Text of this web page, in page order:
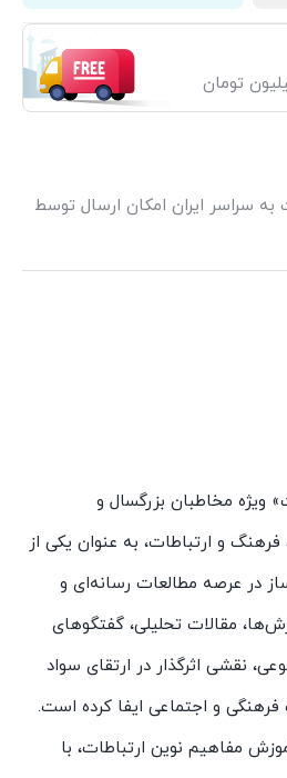
سراسر ایران امکان ارسال توسط
ویژه مخاطبان بزرگسال و
فرهنگ و ارتباطات، به عنوان یکی از
در عرصه مطالعات رسانه‌ای و
مقالات تحلیلی، گفتگوهای
نقشی اثرگذار در ارتقای سواد
و اجتماعی ایفا کرده است.
مفاهیم نوین ارتباطات، با